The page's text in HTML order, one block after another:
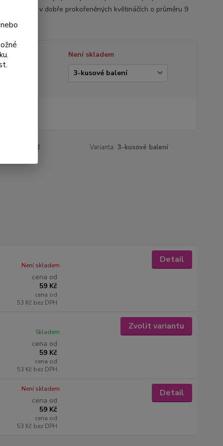
Dodáváme v dobře prokořeněných květináčích o průměru 9
popis
Není skladem
31-2 Varianta: 3-kusové balení
cena od
59 Kč
cena od
53 Kč bez DPH
Není skladem
Detail
cena od
59 Kč
cena od
53 Kč bez DPH
Skladem
Zvolit variantu
cena od
59 Kč
cena od
53 Kč bez DPH
Není skladem Detail